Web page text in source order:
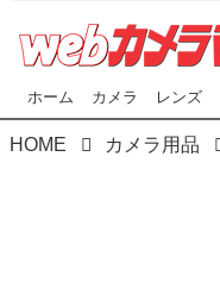
ホーム カメラ レンズ
HOME カメラ用品